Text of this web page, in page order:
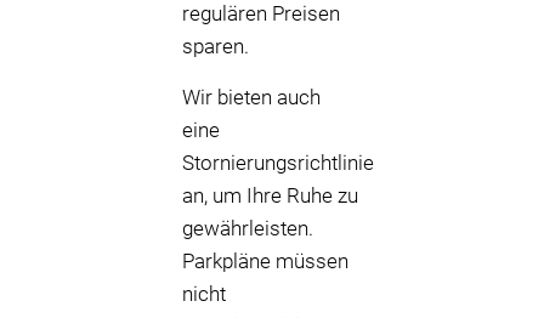
regulären Preisen
sparen.
Wir bieten auch
eine
Stornierungsrichtlinie
an, um Ihre Ruhe zu
gewährleisten.
Parkpläne müssen
nicht